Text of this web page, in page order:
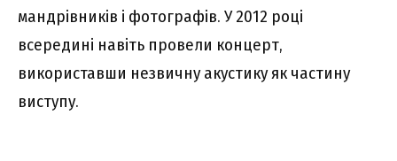
мандрівників і фотографів. У 2012 році
всередині навіть провели концерт,
використавши незвичну акустику як частину
виступу.